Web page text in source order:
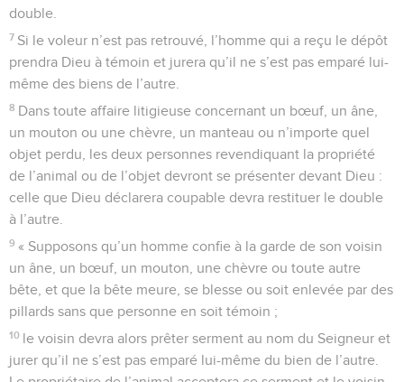
double.
7 Si le voleur n’est pas retrouvé, l’homme qui a reçu le dépôt
prendra Dieu à témoin et jurera qu’il ne s’est pas emparé lui-
même des biens de l’autre.
8 Dans toute affaire litigieuse concernant un bœuf, un âne,
un mouton ou une chèvre, un manteau ou n’importe quel
objet perdu, les deux personnes revendiquant la propriété
de l’animal ou de l’objet devront se présenter devant Dieu :
celle que Dieu déclarera coupable devra restituer le double
à l’autre.
9 « Supposons qu’un homme confie à la garde de son voisin
un âne, un bœuf, un mouton, une chèvre ou toute autre
bête, et que la bête meure, se blesse ou soit enlevée par des
pillards sans que personne en soit témoin ;
10 le voisin devra alors prêter serment au nom du Seigneur et
jurer qu’il ne s’est pas emparé lui-même du bien de l’autre.